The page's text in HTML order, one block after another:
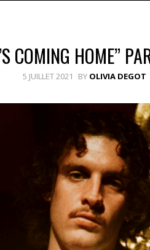
COMING HOME”
5 JUILLET 2021 BY OLIVIA DEGOT